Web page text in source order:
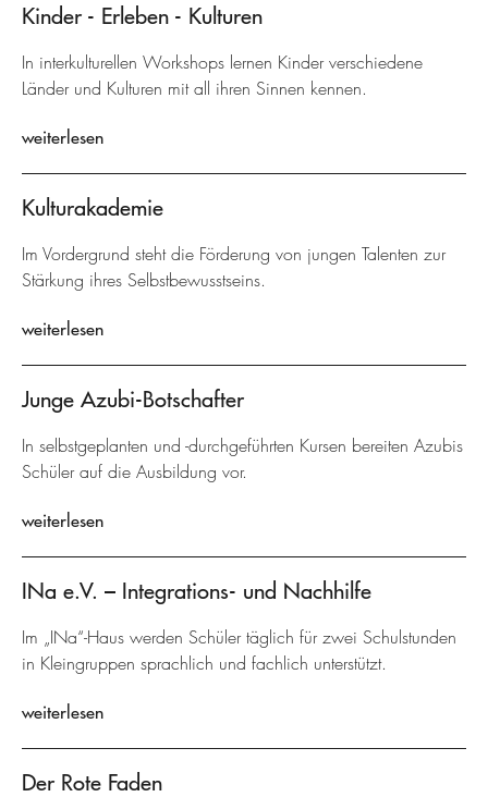
Kinder - Erleben - Kulturen
In interkulturellen Workshops lernen Kinder verschiedene
Länder und Kulturen mit all ihren Sinnen kennen.
weiterlesen
Kulturakademie
Im Vordergrund steht die Förderung von jungen Talenten zur
Stärkung ihres Selbstbewusstseins.
weiterlesen
Junge Azubi-Botschafter
In selbstgeplanten und -durchgeführten Kursen bereiten Azubis
Schüler auf die Ausbildung vor.
weiterlesen
INa e.V. – Integrations- und Nachhilfe
Im „INa“-Haus werden Schüler täglich für zwei Schulstunden
in Kleingruppen sprachlich und fachlich unterstützt.
weiterlesen
Der Rote Faden